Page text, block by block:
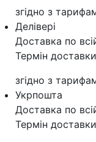
згідно з
Делівері
Доставка по
Термін
згідно з
Укрпошта
Доставка по
Термін